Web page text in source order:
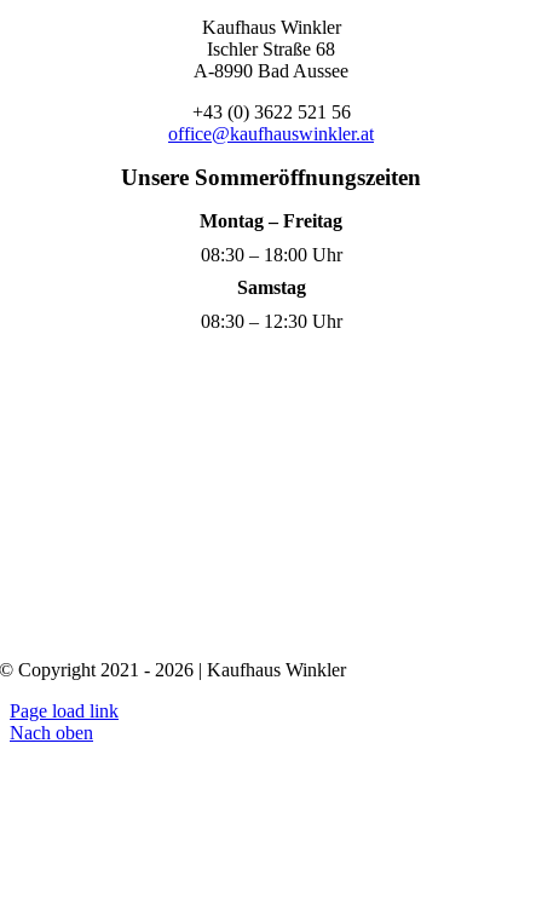
Kaufhaus Winkler
Ischler Straße 68
A-8990 Bad Aussee
+43 (0) 3622 521 56
office@kaufhauswinkler.at
Unsere Sommeröffnungszeiten
Montag – Freitag
08:30 – 18:00 Uhr
Samstag
08:30 – 12:30 Uhr
© Copyright 2021 - 2026 | Kaufhaus Winkler
Page load link
Nach oben